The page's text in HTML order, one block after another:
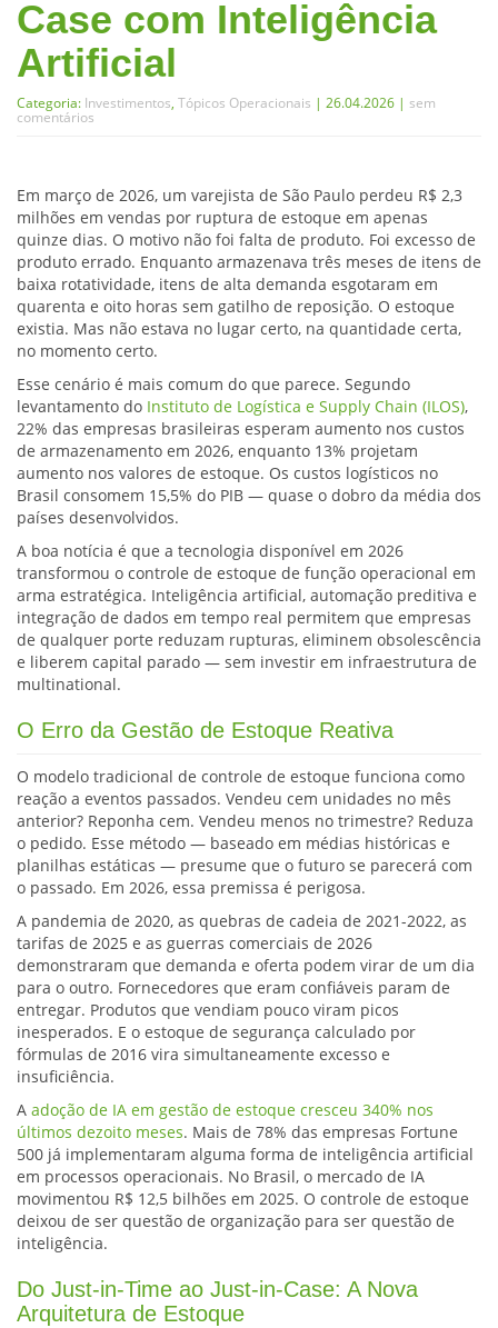
Case com Inteligência
Artificial
Categoria: Investimentos, Tópicos Operacionais | 26.04.2026 | sem
comentários
Em março de 2026, um varejista de São Paulo perdeu R$ 2,3
milhões em vendas por ruptura de estoque em apenas
quinze dias. O motivo não foi falta de produto. Foi excesso de
produto errado. Enquanto armazenava três meses de itens de
baixa rotatividade, itens de alta demanda esgotaram em
quarenta e oito horas sem gatilho de reposição. O estoque
existia. Mas não estava no lugar certo, na quantidade certa,
no momento certo.
Esse cenário é mais comum do que parece. Segundo
levantamento do Instituto de Logística e Supply Chain (ILOS),
22% das empresas brasileiras esperam aumento nos custos
de armazenamento em 2026, enquanto 13% projetam
aumento nos valores de estoque. Os custos logísticos no
Brasil consomem 15,5% do PIB — quase o dobro da média dos
países desenvolvidos.
A boa notícia é que a tecnologia disponível em 2026
transformou o controle de estoque de função operacional em
arma estratégica. Inteligência artificial, automação preditiva e
integração de dados em tempo real permitem que empresas
de qualquer porte reduzam rupturas, eliminem obsolescência
e liberem capital parado — sem investir em infraestrutura de
multinational.
O Erro da Gestão de Estoque Reativa
O modelo tradicional de controle de estoque funciona como
reação a eventos passados. Vendeu cem unidades no mês
anterior? Reponha cem. Vendeu menos no trimestre? Reduza
o pedido. Esse método — baseado em médias históricas e
planilhas estáticas — presume que o futuro se parecerá com
o passado. Em 2026, essa premissa é perigosa.
A pandemia de 2020, as quebras de cadeia de 2021-2022, as
tarifas de 2025 e as guerras comerciais de 2026
demonstraram que demanda e oferta podem virar de um dia
para o outro. Fornecedores que eram confiáveis param de
entregar. Produtos que vendiam pouco viram picos
inesperados. E o estoque de segurança calculado por
fórmulas de 2016 vira simultaneamente excesso e
insuficiência.
A adoção de IA em gestão de estoque cresceu 340% nos
últimos dezoito meses. Mais de 78% das empresas Fortune
500 já implementaram alguma forma de inteligência artificial
em processos operacionais. No Brasil, o mercado de IA
movimentou R$ 12,5 bilhões em 2025. O controle de estoque
deixou de ser questão de organização para ser questão de
inteligência.
Do Just-in-Time ao Just-in-Case: A Nova
Arquitetura de Estoque